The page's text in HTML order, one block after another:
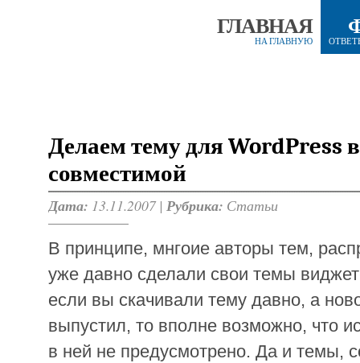
ГЛАВНАЯ
НА ГЛАВНУЮ
Делаем тему для WordPress
совместимой
Дата: 13.11.2007 | Рубрика: Статьи
В принципе, мнгоие авторы тем,
уже давно сделали свои темы
если вы скачивали тему давно, а
выпустил, то вполне возможно, что
в ней не предусмотрено. Да и темы,